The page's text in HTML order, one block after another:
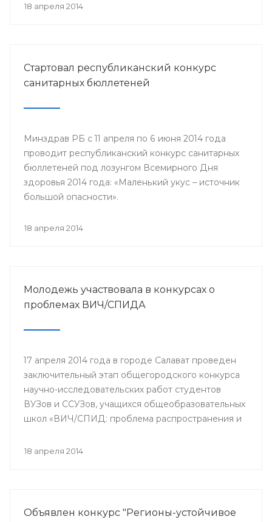
18 апреля 2014
Стартовал республиканский конкурс
санитарных бюллетеней
Минздрав РБ с 11 апреля по 6 июня 2014 года
проводит республиканский конкурс санитарных
бюллетеней под лозунгом Всемирного Дня
здоровья 2014 года: «Маленький укус – источник
большой опасности».
18 апреля 2014
Молодежь участвовала в конкурсах о
проблемах ВИЧ/СПИДА
17 апреля 2014 года в городе Салават проведен
заключительный этап общегородского конкурса
научно-исследовательских работ студентов
ВУЗов и ССУЗов, учащихся общеобразовательных
школ «ВИЧ/СПИД: проблема распространения и
18 апреля 2014
Объявлен конкурс "Регионы-устойчивое